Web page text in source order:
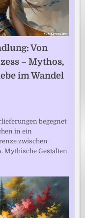
Von
– Mythos,
im Wandel
begegnet
in ein
zwischen
Mythische Gestalten